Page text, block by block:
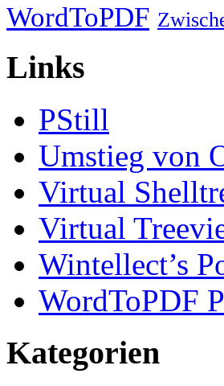
WordToPDF
Links
PStill
Umstieg von
Virtual
Virtual
Wintellect’s
WordToPDF
Kategorien